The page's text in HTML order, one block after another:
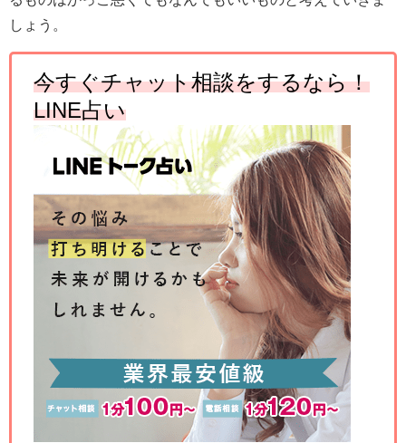
しょう。
今すぐチャット相談をするなら！
LINE占い